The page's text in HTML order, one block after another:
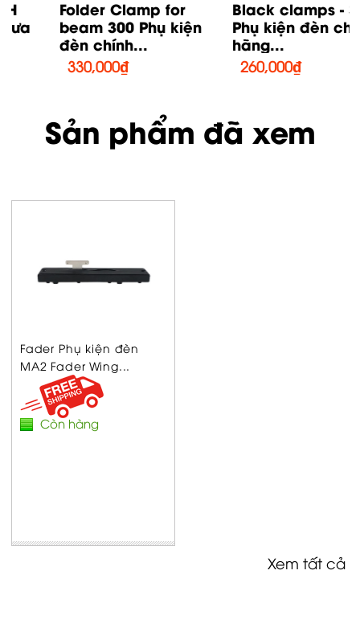
Folder Clamp for
beam 300 Phụ kiện
đèn chính...
330,000₫
Black clamps - 38mm
Phụ kiện đèn chính
hãng...
260,000₫
Sản phẩm đã xem
Fader Phụ kiện đèn
MA2 Fader Wing...
Còn hàng
Xem tất cả